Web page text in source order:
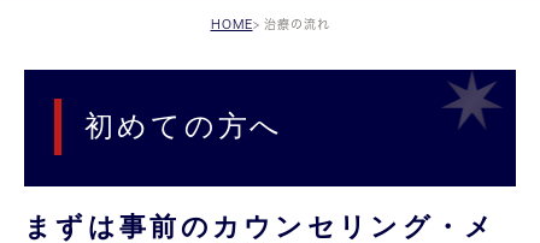
HOME 治療の流れ
初めての方へ
まずは事前のカウンセリング・メ